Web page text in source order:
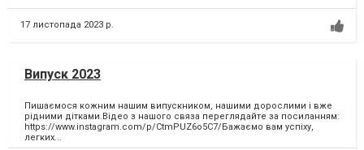
17 листопада 2023 р.
Випуск 2023
Пишаємося кожним нашим випускником, нашими дорослими і вже
рідними дітками.Відео з нашого связа переглядайте за посиланням:
https://www.instagram.com/p/CtmPUZ6o5C7/Бажаємо вам успіху,
легких...